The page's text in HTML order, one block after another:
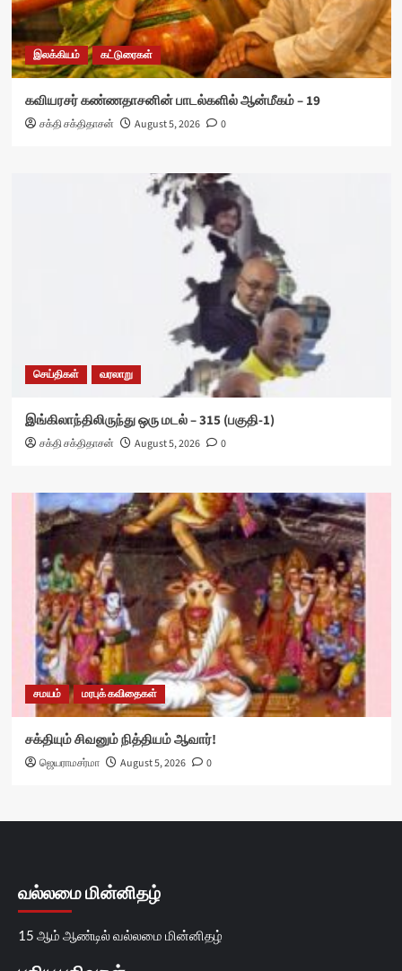
இலக்கியம் கட்டுரைகள்
கவியரசர் கண்ணதாசனின் பாடல்களில் ஆன்மீகம் – 19
சக்தி சக்திதாசன் August 5, 2026 0
செய்திகள் வரலாறு
இங்கிலாந்திலிருந்து ஒரு மடல் – 315 (பகுதி-1)
சக்தி சக்திதாசன் August 5, 2026 0
சமயம் மரபுக் கவிதைகள்
சக்தியும் சிவனும் நித்தியம் ஆவார்!
ஜெயராமசர்மா August 5, 2026 0
வல்லமை மின்னிதழ்
15 ஆம் ஆண்டில் வல்லமை மின்னிதழ்